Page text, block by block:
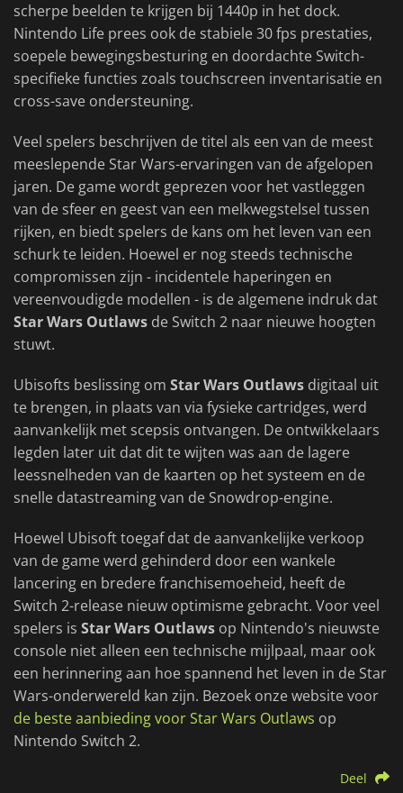
scherpe beelden te krijgen bij 1440p in het dock.
Nintendo Life prees ook de stabiele 30 fps prestaties,
soepele bewegingsbesturing en doordachte Switch-
specifieke functies zoals touchscreen inventarisatie en
cross-save ondersteuning.
Veel spelers beschrijven de titel als een van de meest
meeslepende Star Wars-ervaringen van de afgelopen
jaren. De game wordt geprezen voor het vastleggen
van de sfeer en geest van een melkwegstelsel tussen
rijken, en biedt spelers de kans om het leven van een
schurk te leiden. Hoewel er nog steeds technische
compromissen zijn - incidentele haperingen en
vereenvoudigde modellen - is de algemene indruk dat
Star Wars Outlaws de Switch 2 naar nieuwe hoogten
stuwt.
Ubisofts beslissing om Star Wars Outlaws digitaal uit
te brengen, in plaats van via fysieke cartridges, werd
aanvankelijk met scepsis ontvangen. De ontwikkelaars
legden later uit dat dit te wijten was aan de lagere
leessnelheden van de kaarten op het systeem en de
snelle datastreaming van de Snowdrop-engine.
Hoewel Ubisoft toegaf dat de aanvankelijke verkoop
van de game werd gehinderd door een wankele
lancering en bredere franchisemoeheid, heeft de
Switch 2-release nieuw optimisme gebracht. Voor veel
spelers is Star Wars Outlaws op Nintendo's nieuwste
console niet alleen een technische mijlpaal, maar ook
een herinnering aan hoe spannend het leven in de Star
Wars-onderwereld kan zijn. Bezoek onze website voor
de beste aanbieding voor Star Wars Outlaws op
Nintendo Switch 2.
Deel